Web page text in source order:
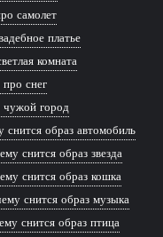
самолет
платье
комната
снег
город
снится образ автомобиль
снится образ звезда
снится образ кошка
снится образ музыка
снится образ птица